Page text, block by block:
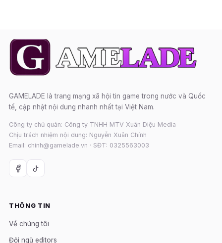
GAMELADE là trang mạng xã hội tin game trong nước và Quốc
tế, cập nhật nội dung nhanh nhất tại Việt Nam.
Công ty chủ quản: Công ty TNHH MTV Xuân Diệu Media
Chịu trách nhiệm nội dung: Nguyễn Xuân Chính
Email: chinh@gamelade.vn · SĐT: 0325563003
THÔNG TIN
Về chúng tôi
Đội ngũ editors